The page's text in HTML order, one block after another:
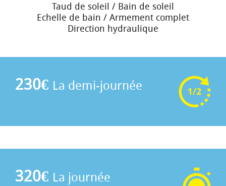
Taud de soleil / Bain de soleil
Echelle de bain / Armement complet
Direction hydraulique
230€ La demi-journée
320€ La journée